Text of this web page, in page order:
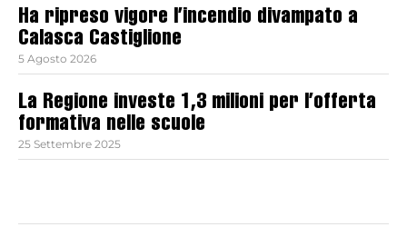
Ha ripreso vigore l’incendio divampato a
Calasca Castiglione
5 Agosto 2026
La Regione investe 1,3 milioni per l’offerta
formativa nelle scuole
25 Settembre 2025